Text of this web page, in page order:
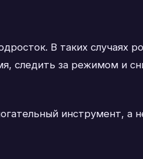
В таких случаях
следить за режимом и
инструмент, а